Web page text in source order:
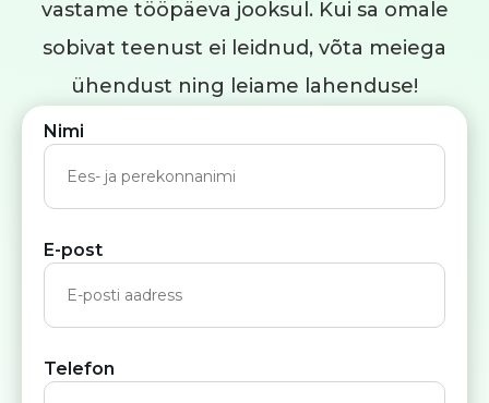
vastame tööpäeva jooksul. Kui sa omale
sobivat teenust ei leidnud, võta meiega
ühendust ning leiame lahenduse!
Nimi
E-post
Telefon